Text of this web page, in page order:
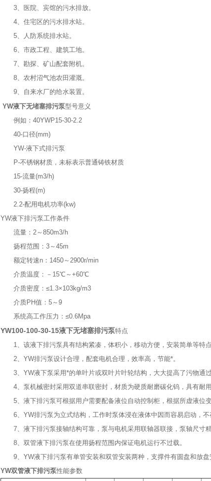
3、医院、宾馆的污水排放。
4、住宅区的污水排水站。
5、人防系统排水站。
6、市政工程、建筑工地。
7、勘探、矿山配套附机。
8、农村沼气池农田灌溉。
9、自来水厂的给水装置。
YW液下无堵塞排污泵型号意义
例如：40YWP15-30-2.2
40-口径(mm)
YW-液下式排污泵
P-不锈钢材质，未标表示普通铸铁材质
15-流量(m3/h)
30-扬程(m)
2.2-配用电机功率(kw)
YW液下排污泵工作条件
流量：2～850m3/h
扬程范围：3～45m
额定转速n：1450～2900r/min
介质温度：－15℃～+60℃
介质密度：≤1.3×103kg/m3
介质PH值：5～9
系统高工作压力：≤0.6Mpa
YW100-100-30-15液下无堵塞排污泵特点
1、该液下排污泵具有结构紧凑，体积小，移动方便，安装简单等特点
2、YW排污泵设计合理，配套电机合理，效率高，节能*。
3、YW液下泵采用*的单叶片或双叶片叶轮结构，大大提高了污物通
4、泵机械密封采用双道串联密封，材质为硬质耐磨碳化钨，具有耐用
5、液下排污泵可根据用户需要配备液位自动控制柜，根据所虚液位
6、YW排污泵为立式结构，工作时泵体浸在液体中因而容易启动，不
7、液下排污泵接轴结构可靠，泵与电机采用联轴器联接，泵轴尺寸精
8、双管液下排污泵在使用扬程范围内保证电机运行不过载。
9、YW液下排污泵有单管安装和双管安装两种，支撑件有圆盘和放盘
YW双管液下排污泵性能参数